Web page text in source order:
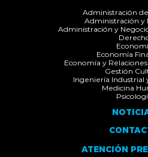
Administración
Administración y
Administración y
Economía
Economía y
Gestión
Ingeniería Industrial
Medicina
ATENCIÓN